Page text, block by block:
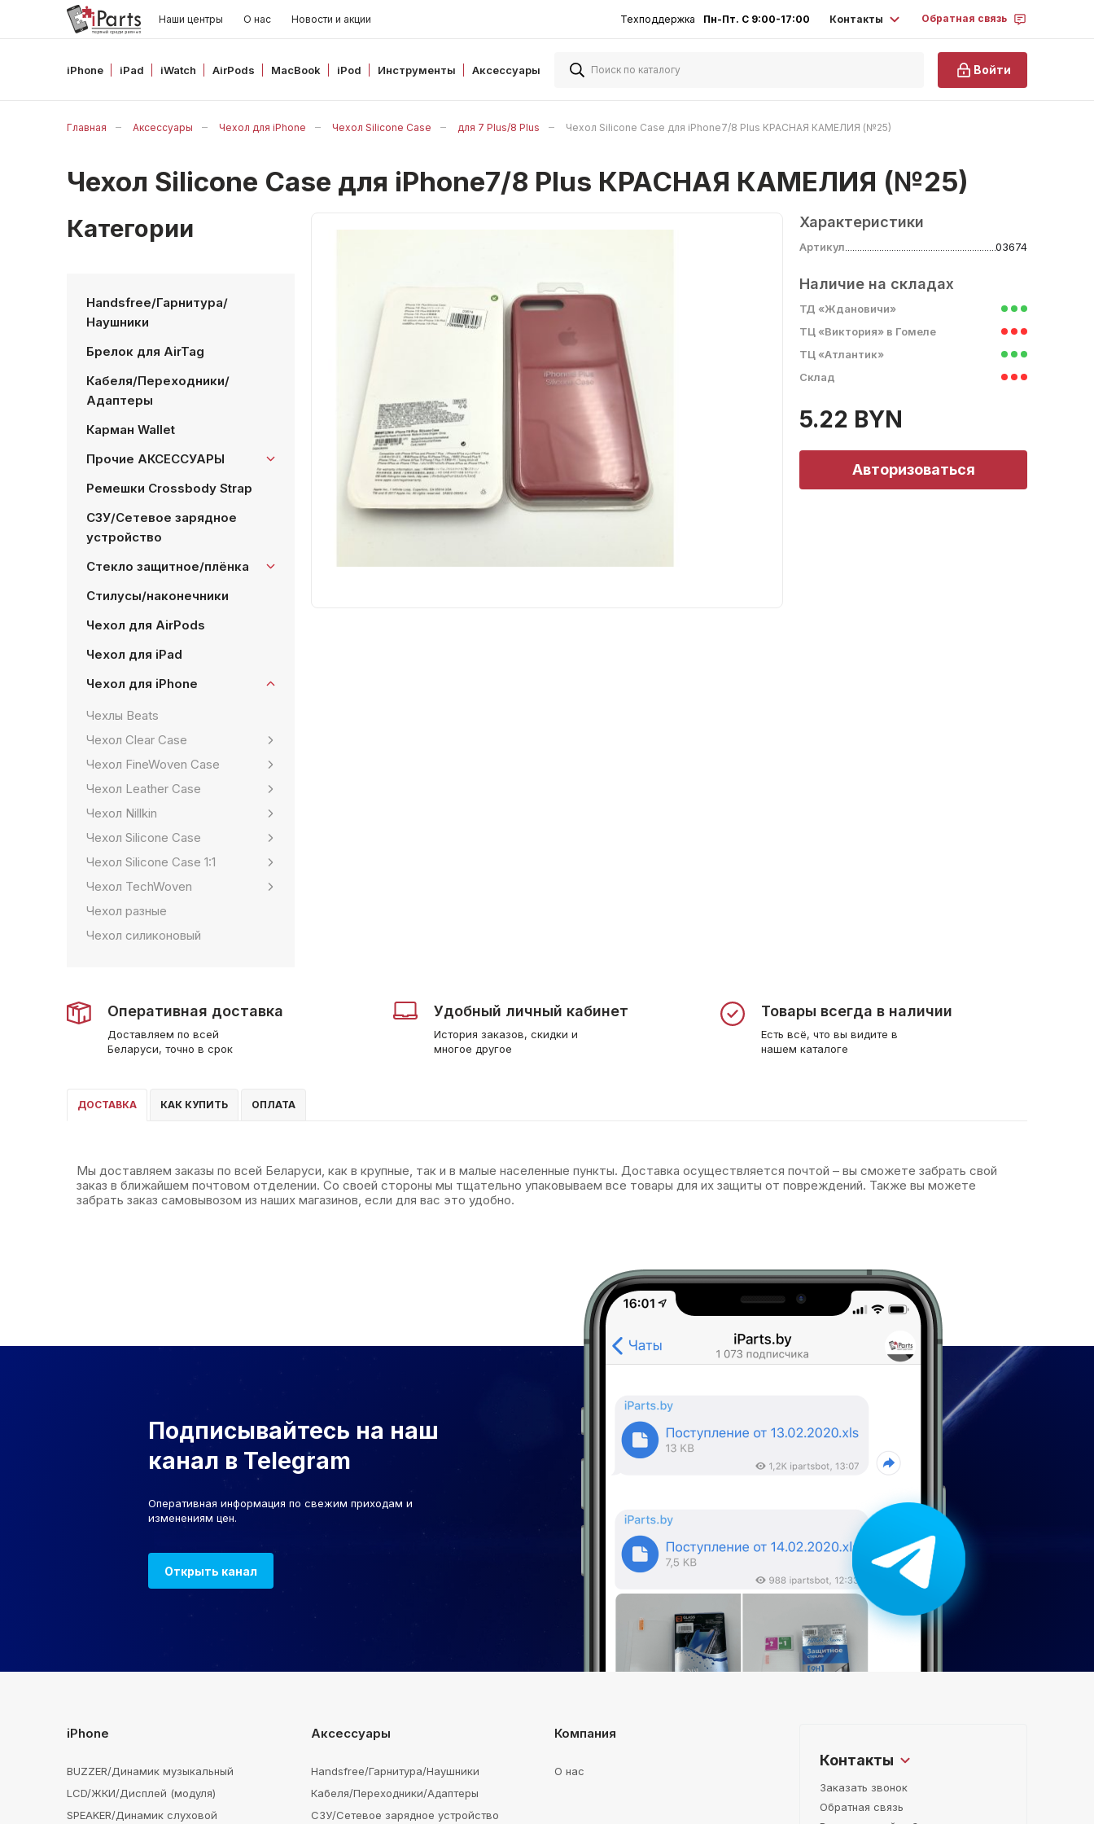
Наши центры О нас Новости и акции Техподдержка Пн-Пт. С 9:00-17:00 Контакты Обратная связь
iPhone iPad iWatch AirPods MacBook iPod Инструменты Аксессуары Войти
Главная Аксессуары Чехол для iPhone Чехол Silicone Case для 7 Plus/8 Plus Чехол Silicone Case для iPhone7/8 Plus КРАСНАЯ КАМЕЛИЯ (№25)
Чехол Silicone Case для iPhone7/8 Plus КРАСНАЯ КАМЕЛИЯ (№25)
Категории
Handsfree/Гарнитура/
Наушники
Брелок для AirTag
Кабеля/Переходники/
Адаптеры
Карман Wallet
Прочие АКСЕССУАРЫ
Ремешки Crossbody Strap
СЗУ/Сетевое зарядное
устройство
Стекло защитное/плёнка
Стилусы/наконечники
Чехол для AirPods
Чехол для iPad
Чехол для iPhone
Чехлы Beats
Чехол Clear Case
Чехол FineWoven Case
Чехол Leather Case
Чехол Nillkin
Чехол Silicone Case
Чехол Silicone Case 1:1
Чехол TechWoven
Чехол разные
Чехол силиконовый
Характеристики
Артикул 03674
Наличие на складах
ТД «Ждановичи»
ТЦ «Виктория» в Гомеле
ТЦ «Атлантик»
Склад
5.22 BYN
Авторизоваться
Оперативная доставка
Доставляем по всей
Беларуси, точно в срок
Удобный личный кабинет
История заказов, скидки и
многое другое
Товары всегда в наличии
Есть всё, что вы видите в
нашем каталоге
ДОСТАВКА КАК КУПИТЬ ОПЛАТА
Мы доставляем заказы по всей Беларуси, как в крупные, так и в малые населенные пункты. Доставка осуществляется почтой – вы сможете забрать свой
заказ в ближайшем почтовом отделении. Со своей стороны мы тщательно упаковываем все товары для их защиты от повреждений. Также вы можете
забрать заказ самовывозом из наших магазинов, если для вас это удобно.
Подписывайтесь на наш
канал в Telegram
Оперативная информация по свежим приходам и
изменениям цен.
Открыть канал
iPhone
BUZZER/Динамик музыкальный
LCD/ЖКИ/Дисплей (модуля)
SPEAKER/Динамик слуховой
Аксессуары
Handsfree/Гарнитура/Наушники
Кабеля/Переходники/Адаптеры
СЗУ/Сетевое зарядное устройство
Компания
О нас
Контакты
Заказать звонок
Обратная связь